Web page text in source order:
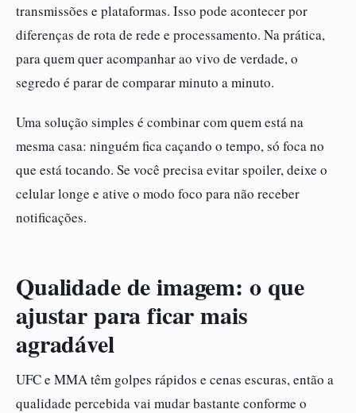
transmissões e plataformas. Isso pode acontecer por
diferenças de rota de rede e processamento. Na prática,
para quem quer acompanhar ao vivo de verdade, o
segredo é parar de comparar minuto a minuto.
Uma solução simples é combinar com quem está na
mesma casa: ninguém fica caçando o tempo, só foca no
que está tocando. Se você precisa evitar spoiler, deixe o
celular longe e ative o modo foco para não receber
notificações.
Qualidade de imagem: o que
ajustar para ficar mais
agradável
UFC e MMA têm golpes rápidos e cenas escuras, então a
qualidade percebida vai mudar bastante conforme o